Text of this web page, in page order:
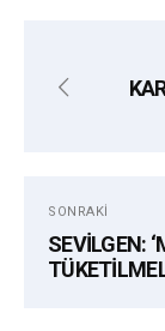
ALANYA KÜLTÜR
SONRAKI
SEVİLGEN: